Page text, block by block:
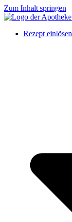
Zum Inhalt springen
Rezept einlösen